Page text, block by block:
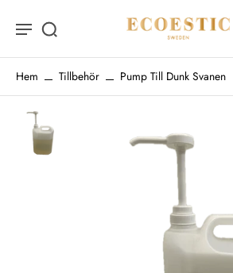
Hem Tillbehör Pump Till Dunk Svanen